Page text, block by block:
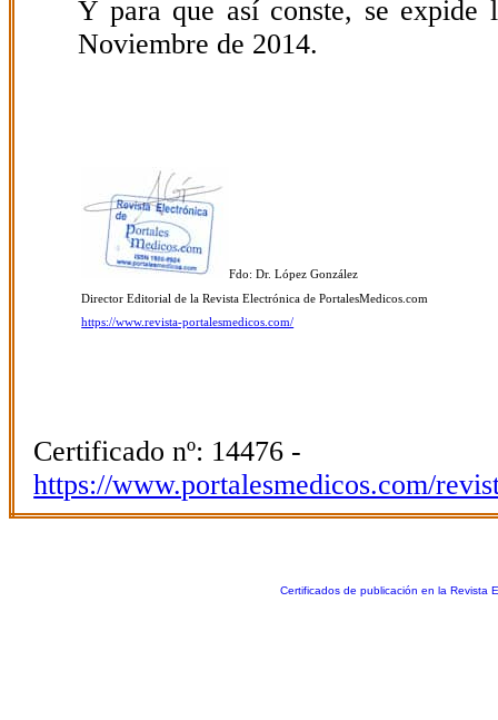
Y para que así conste, se
Noviembre de 2014.
Fdo: Dr. López González
Director Editorial de la Revista Electrónica de PortalesMedicos.com
https://www.revista-portalesmedicos.com/
Certificado nº: 14476 -
https://www.portalesmedicos.com/
Certificados de publicación en la Revista